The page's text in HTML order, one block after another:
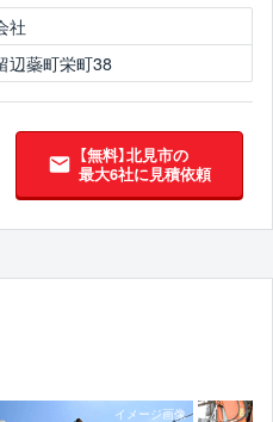
社
辺蘂町栄町38
【無料】北見市の
最大6社に見積依頼